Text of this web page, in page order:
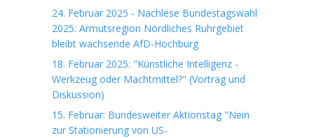
24. Februar 2025 - Nachlese Bundestagswahl
2025: Armutsregion Nördliches Ruhrgebiet
bleibt wachsende AfD-Hochburg
18. Februar 2025: "Künstliche Intelligenz -
Werkzeug oder Machtmittel?" (Vortrag und
Diskussion)
15. Februar: Bundesweiter Aktionstag "Nein
zur Stationierung von US-